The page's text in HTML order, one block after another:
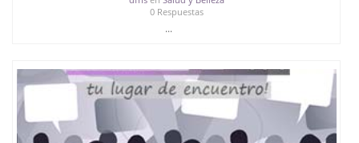
0 Respuestas
...